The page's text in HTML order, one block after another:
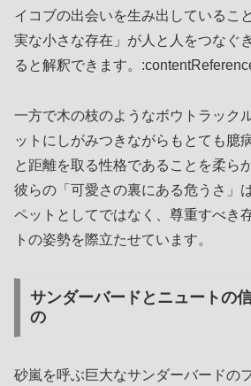
イコブの出会いを生み出しているこ
実な小さな存在」が人と人をつなぐ
ると解釈できます。
一方で木の枝のようなボウトラック
ットにしがみつきながらもとても臆
と距離を取る性格であることを柔ら
彼らの「可愛さの裏にある危うさ」
ペットとしてではなく、尊重すべき
トの姿勢を際立たせています。
サンダーバードとニュートの
の
砂嵐を呼ぶ巨大なサンダーバードの